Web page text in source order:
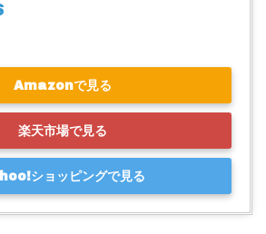
Amazonで見る
楽天市場で見る
ショッピングで見る